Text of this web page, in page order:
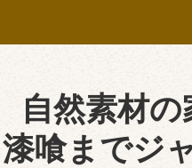
自然素材の
喰までジ